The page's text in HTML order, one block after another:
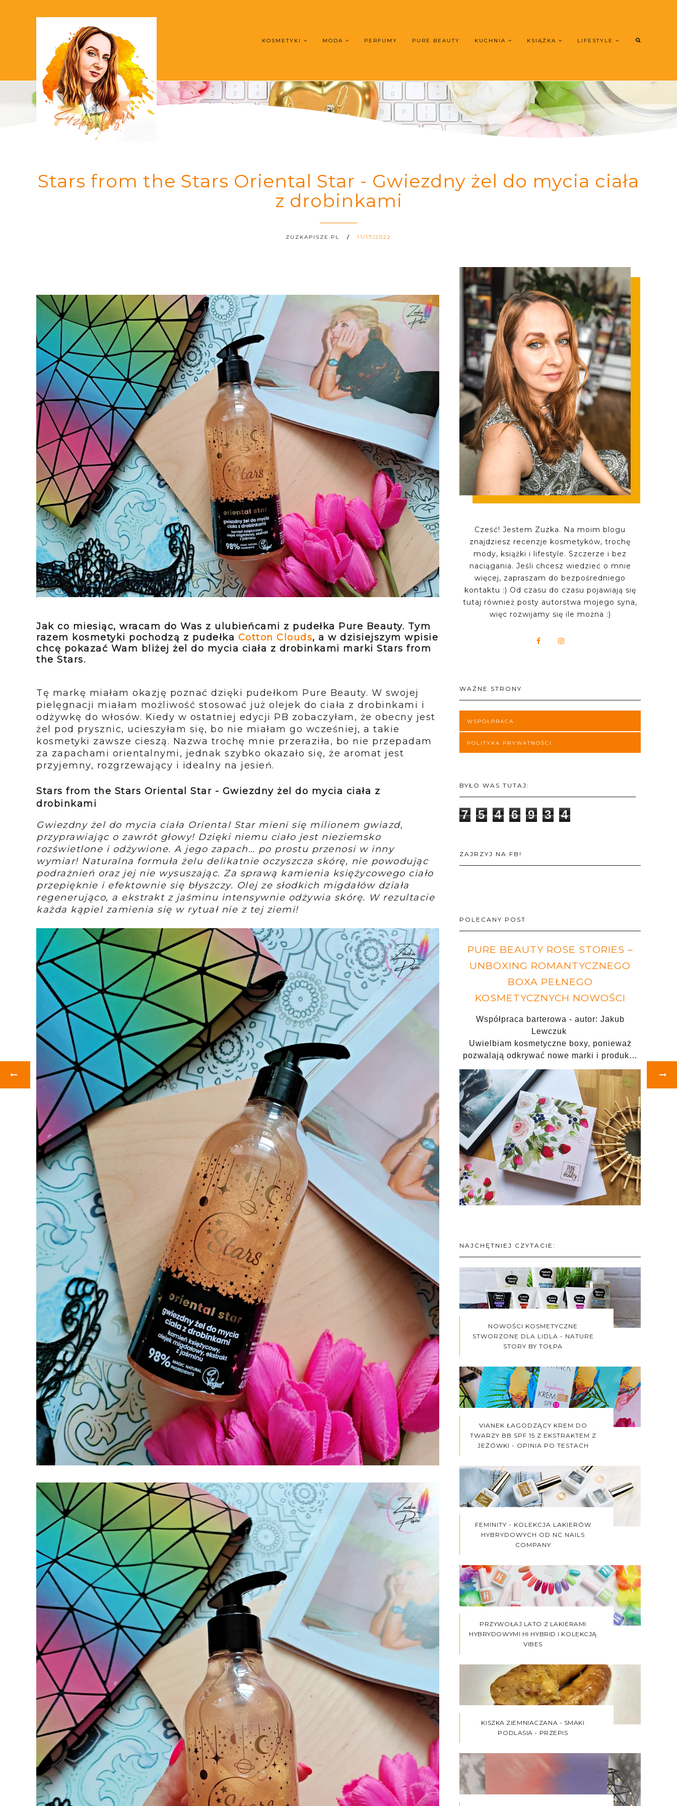
KOSMETYKI MODA PERFUMY PURE BEAUTY KUCHNIA KSIĄŻKA LIFESTYLE
Stars from the Stars Oriental Star - Gwiezdny żel do mycia ciała
z drobinkami
ZUZKAPISZE.PL 11/17/2022
Jak co miesiąc, wracam do Was z ulubieńcami z pudełka Pure Beauty. Tym
razem kosmetyki pochodzą z pudełka Cotton Clouds, a w dzisiejszym wpisie
chcę pokazać Wam bliżej żel do mycia ciała z drobinkami marki Stars from
the Stars.
Tę markę miałam okazję poznać dzięki pudełkom Pure Beauty. W swojej
pielęgnacji miałam możliwość stosować już olejek do ciała z drobinkami i
odżywkę do włosów. Kiedy w ostatniej edycji PB zobaczyłam, że obecny jest
żel pod prysznic, ucieszyłam się, bo nie miałam go wcześniej, a takie
kosmetyki zawsze cieszą. Nazwa trochę mnie przeraziła, bo nie przepadam
za zapachami orientalnymi, jednak szybko okazało się, że aromat jest
przyjemny, rozgrzewający i idealny na jesień.
Stars from the Stars Oriental Star - Gwiezdny żel do mycia ciała z
drobinkami
Gwiezdny żel do mycia ciała Oriental Star mieni się milionem gwiazd,
przyprawiając o zawrót głowy! Dzięki niemu ciało jest nieziemsko
rozświetlone i odżywione. A jego zapach… po prostu przenosi w inny
wymiar! Naturalna formuła żelu delikatnie oczyszcza skórę, nie powodując
podrażnień oraz jej nie wysuszając. Za sprawą kamienia księżycowego ciało
przepięknie i efektownie się błyszczy. Olej ze słodkich migdałów działa
regenerująco, a ekstrakt z jaśminu intensywnie odżywia skórę. W rezultacie
każda kąpiel zamienia się w rytuał nie z tej ziemi!
Cześć! Jestem Zuzka. Na moim blogu
znajdziesz recenzje kosmetyków, trochę
mody, książki i lifestyle. Szczerze i bez
naciągania. Jeśli chcesz wiedzieć o mnie
więcej, zapraszam do bezpośredniego
kontaktu :) Od czasu do czasu pojawiają się
tutaj również posty autorstwa mojego syna,
więc rozwijamy się ile można :)
WAŻNE STRONY
WSPÓŁPRACA
POLITYKA PRYWATNOŚCI
BYŁO WAS TUTAJ:
7 5 4 6 9 3 4
ZAJRZYJ NA FB!
POLECANY POST
PURE BEAUTY ROSE STORIES –
UNBOXING ROMANTYCZNEGO
BOXA PEŁNEGO
KOSMETYCZNYCH NOWOŚCI
Współpraca barterowa - autor: Jakub
Lewczuk
Uwielbiam kosmetyczne boxy, ponieważ
pozwalają odkrywać nowe marki i produk…
NAJCHĘTNIEJ CZYTACIE:
NOWOŚCI KOSMETYCZNE
STWORZONE DLA LIDLA - NATURE
STORY BY TOŁPA
VIANEK ŁAGODZĄCY KREM DO
TWARZY BB SPF 15 Z EKSTRAKTEM Z
JEŻÓWKI - OPINIA PO TESTACH
FEMINITY - KOLEKCJA LAKIERÓW
HYBRYDOWYCH OD NC NAILS
COMPANY
PRZYWOŁAJ LATO Z LAKIERAMI
HYBRYDOWYMI HI HYBRID I KOLEKCJĄ
VIBES
KISZKA ZIEMNIACZANA - SMAKI
PODLASIA - PRZEPIS